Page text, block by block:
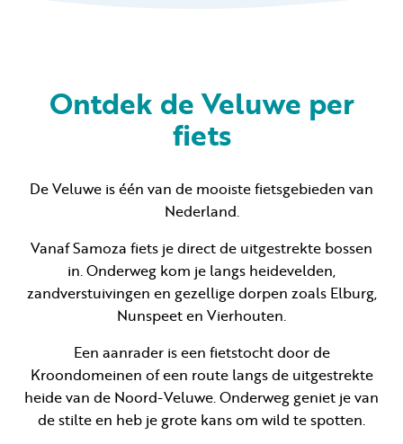
Ontdek de Veluwe per
fiets
De Veluwe is één van de mooiste fietsgebieden van
Nederland.
Vanaf Samoza fiets je direct de uitgestrekte bossen
in. Onderweg kom je langs heidevelden,
zandverstuivingen en gezellige dorpen zoals Elburg,
Nunspeet en Vierhouten.
Een aanrader is een fietstocht door de
Kroondomeinen of een route langs de uitgestrekte
heide van de Noord-Veluwe. Onderweg geniet je van
de stilte en heb je grote kans om wild te spotten.